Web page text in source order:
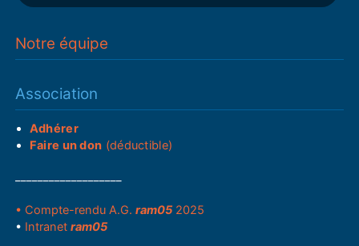
Notre équipe
Association
Adhérer
Faire un don (déductible)
• Compte-rendu A.G.ram05 2025
• Intranetram05